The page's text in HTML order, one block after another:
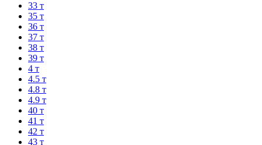
33 т
35 т
36 т
37 т
38 т
39 т
4 т
4.5 т
4.8 т
4.9 т
40 т
41 т
42 т
43 т